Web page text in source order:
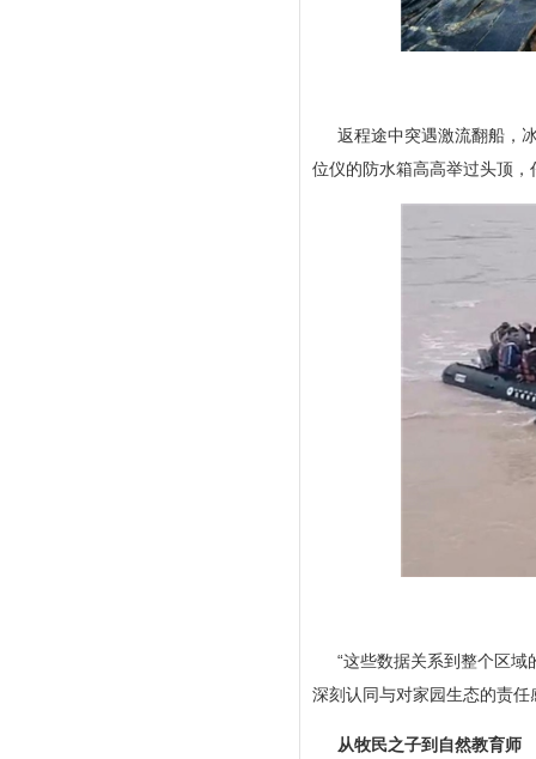
返程途中突遇激流翻船，
位仪的防水箱高高举过头顶
“这些数据关系到整个区域
深刻认同与对家园生态的责任
从牧民之子到自然教育师